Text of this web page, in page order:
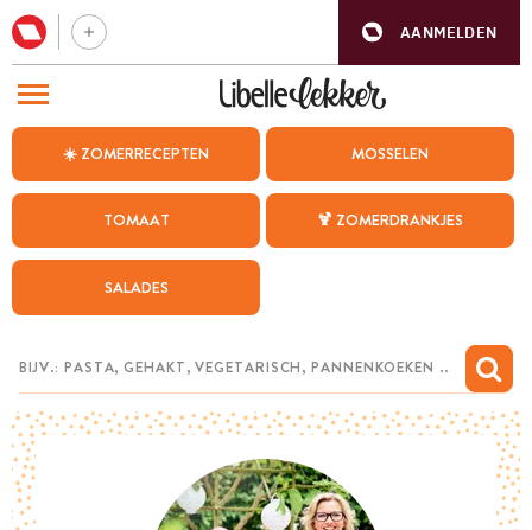
AANMELDEN
☀️ ZOMERRECEPTEN MOSSELEN
TOMAAT 🍹 ZOMERDRANKJES
SALADES
BEZOEK ONZE ANDERE WEBSITES
WEEKMENU
CHAT MET MAIA
MIJN BEWAARDE RECEPTEN